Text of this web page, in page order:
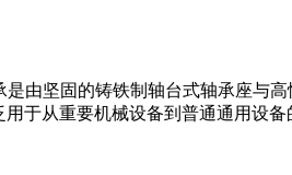
是由坚固的铸铁制轴台式轴承座与
于从重要机械设备到普通通用设备